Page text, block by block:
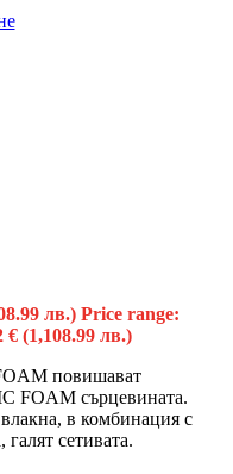
лв.) Price range:
€ (1,108.99 лв.)
повишават
FOAM сърцевината.
в комбинация с
сетивата.